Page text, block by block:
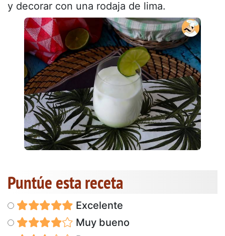
y decorar con una rodaja de lima.
Puntúe esta receta
Excelente
Muy bueno